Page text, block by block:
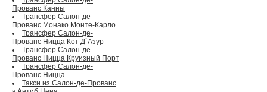
Прованс Канны
Трансфер Салон-де-
Прованс Монако Монте-Карло
Трансфер Салон-де-
Прованс Ницца Кот Д`Азур
Трансфер Салон-де-
Прованс Ницца Круизный Порт
Трансфер Салон-де-
Прованс Ницца
Такси из Салон-де-Прованс